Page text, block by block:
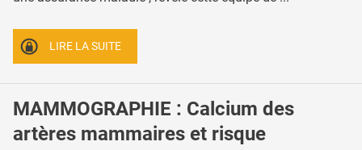
LIRE LA SUITE
MAMMOGRAPHIE : Calcium des
artères mammaires et risque